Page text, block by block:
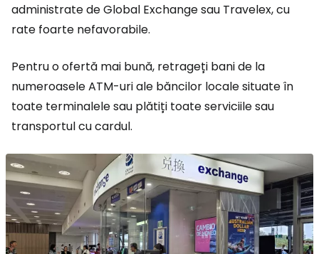
administrate de Global Exchange sau Travelex, cu
rate foarte nefavorabile.
Pentru o ofertă mai bună, retrageți bani de la
numeroasele ATM-uri ale băncilor locale situate în
toate terminalele sau plătiți toate serviciile sau
transportul cu cardul.